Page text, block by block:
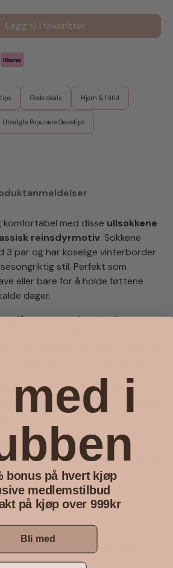
Legg til i favoritter
Gode deals Hjem & fritid
Utvalgte Populære Gavetips
komfortabel med disse ullsokkene
reinsdyrmotiv. Sokkene
3 par og har koselige vinterborder
stil. Perfekt som
eller bare for å holde føttene
dager.
får en overraskende miks av tre
3-pakning, men kan også fint
enkeltvis – en gave som varmer
💙
slitesterkt på samme måte som
og lange fotturer anbefales en
par herresokker
og vintermotiv
tre ulike farger: sort, lysegrå,
i
bonus på hvert kjøp
medlemstilbud
på kjøp over 999kr
Bli med